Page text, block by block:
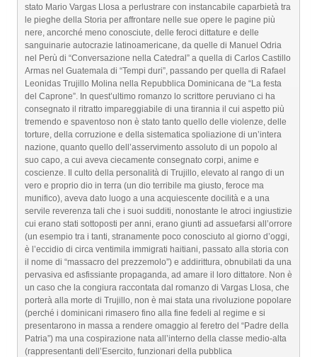
stato Mario Vargas Llosa a perlustrare con instancabile caparbietà tra
le pieghe della Storia per affrontare nelle sue opere le pagine più
nere, ancorché meno conosciute, delle feroci dittature e delle
sanguinarie autocrazie latinoamericane, da quelle di Manuel Odria
nel Perù di “Conversazione nella Catedral” a quella di Carlos Castillo
Armas nel Guatemala di “Tempi duri”, passando per quella di Rafael
Leonidas Trujillo Molina nella Repubblica Dominicana de “La festa
del Caprone”. In quest’ultimo romanzo lo scrittore peruviano ci ha
consegnato il ritratto impareggiabile di una tirannia il cui aspetto più
tremendo e spaventoso non è stato tanto quello delle violenze, delle
torture, della corruzione e della sistematica spoliazione di un’intera
nazione, quanto quello dell’asservimento assoluto di un popolo al
suo capo, a cui aveva ciecamente consegnato corpi, anime e
coscienze. Il culto della personalità di Trujillo, elevato al rango di un
vero e proprio dio in terra (un dio terribile ma giusto, feroce ma
munifico), aveva dato luogo a una acquiescente docilità e a una
servile reverenza tali che i suoi sudditi, nonostante le atroci ingiustizie
cui erano stati sottoposti per anni, erano giunti ad assuefarsi all’orrore
(un esempio tra i tanti, stranamente poco conosciuto al giorno d’oggi,
è l’eccidio di circa ventimila immigrati haitiani, passato alla storia con
il nome di “massacro del prezzemolo”) e addirittura, obnubilati da una
pervasiva ed asfissiante propaganda, ad amare il loro dittatore. Non è
un caso che la congiura raccontata dal romanzo di Vargas Llosa, che
porterà alla morte di Trujillo, non è mai stata una rivoluzione popolare
(perché i dominicani rimasero fino alla fine fedeli al regime e si
presentarono in massa a rendere omaggio al feretro del “Padre della
Patria”) ma una cospirazione nata all’interno della classe medio-alta
(rappresentanti dell’Esercito, funzionari della pubblica